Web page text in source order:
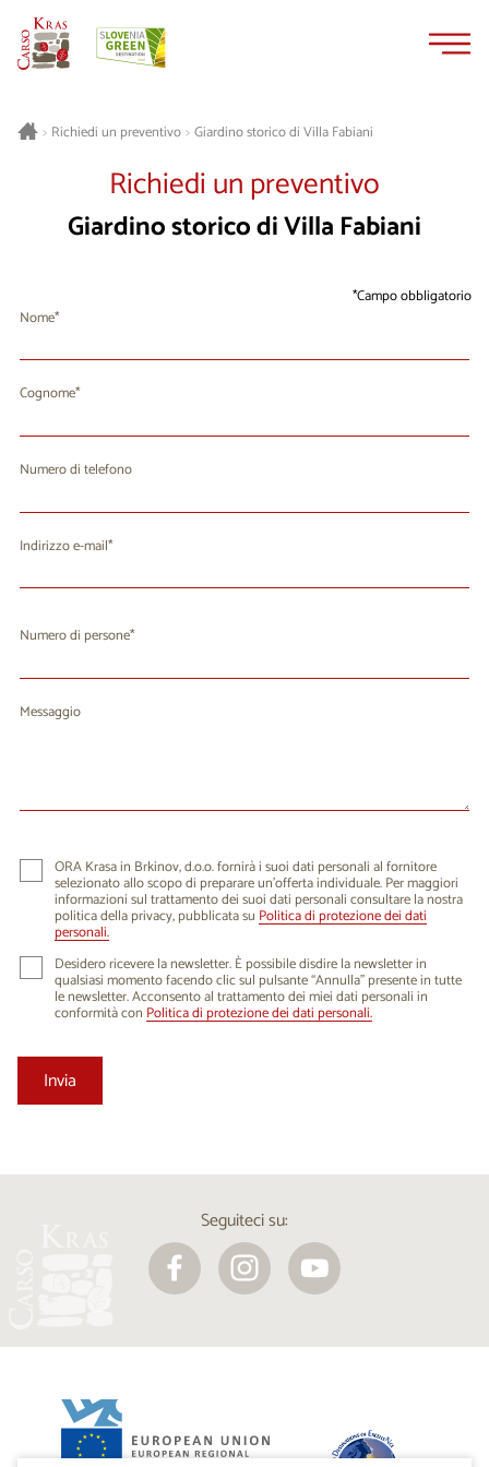
> Richiedi un preventivo> Giardino storico di Villa Fabiani
Richiedi un preventivo
Giardino storico di Villa Fabiani
Campo obbligatorio
Nome
Cognome
Numero di telefono
Indirizzo e-mail
Numero di persone
Messaggio
ORA Krasa in Brkinov, d.o.o. fornirà i suoi dati personali al fornitore
selezionato allo scopo di preparare un'offerta individuale. Per maggiori
informazioni sul trattamento dei suoi dati personali consultare la nostra
politica della privacy, pubblicata su Politica di protezione dei dati
personali.
Desidero ricevere la newsletter. È possibile disdire la newsletter in
qualsiasi momento facendo clic sul pulsante “Annulla” presente in tutte
le newsletter. Acconsento al trattamento dei miei dati personali in
conformità con Politica di protezione dei dati personali.
Seguiteci su: